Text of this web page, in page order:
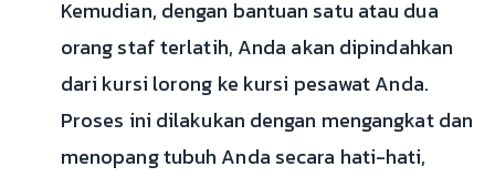
Kemudian, dengan bantuan satu atau dua
orang staf terlatih, Anda akan dipindahkan
dari kursi lorong ke kursi pesawat Anda.
Proses ini dilakukan dengan mengangkat dan
menopang tubuh Anda secara hati-hati,